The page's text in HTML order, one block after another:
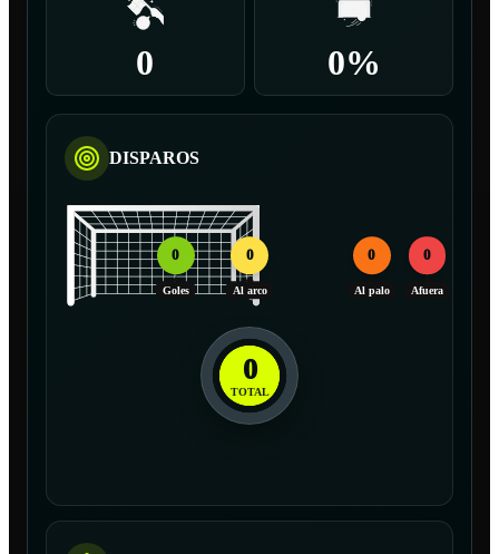
0 0%
DISPAROS
0
Goles
0
Al arco
0
Al palo
0
Afuera
0
TOTAL